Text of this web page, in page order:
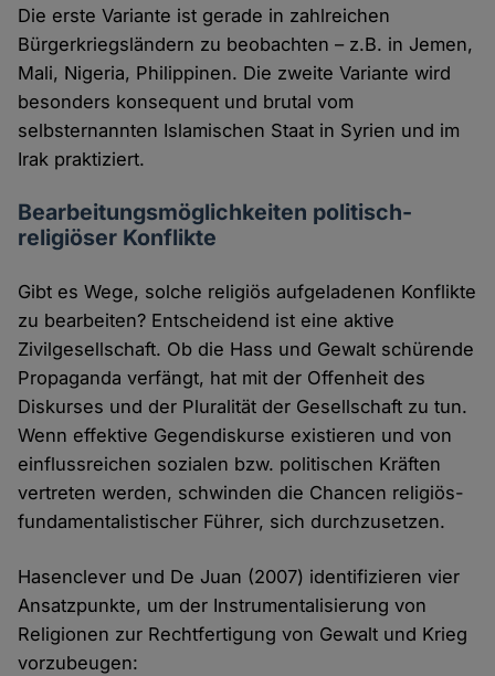
Die erste Variante ist gerade in zahlreichen
Bürgerkriegsländern zu beobachten – z.B. in Jemen,
Mali, Nigeria, Philippinen. Die zweite Variante wird
besonders konsequent und brutal vom
selbsternannten Islamischen Staat in Syrien und im
Irak praktiziert.
Bearbeitungsmöglichkeiten politisch-
religiöser Konflikte
Gibt es Wege, solche religiös aufgeladenen Konflikte
zu bearbeiten? Entscheidend ist eine aktive
Zivilgesellschaft. Ob die Hass und Gewalt schürende
Propaganda verfängt, hat mit der Offenheit des
Diskurses und der Pluralität der Gesellschaft zu tun.
Wenn effektive Gegendiskurse existieren und von
einflussreichen sozialen bzw. politischen Kräften
vertreten werden, schwinden die Chancen religiös-
fundamentalistischer Führer, sich durchzusetzen.
Hasenclever und De Juan (2007) identifizieren vier
Ansatzpunkte, um der Instrumentalisierung von
Religionen zur Rechtfertigung von Gewalt und Krieg
vorzubeugen: